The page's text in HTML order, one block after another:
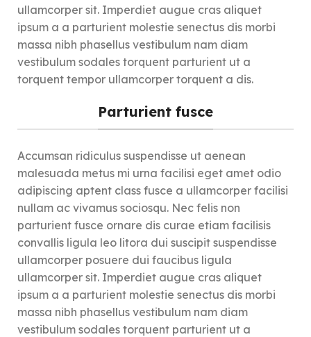
ullamcorper sit. Imperdiet augue cras aliquet
ipsum a a parturient molestie senectus dis morbi
massa nibh phasellus vestibulum nam diam
vestibulum sodales torquent parturient ut a
torquent tempor ullamcorper torquent a dis.
Parturient fusce
Accumsan ridiculus suspendisse ut aenean
malesuada metus mi urna facilisi eget amet odio
adipiscing aptent class fusce a ullamcorper facilisi
nullam ac vivamus sociosqu. Nec felis non
parturient fusce ornare dis curae etiam facilisis
convallis ligula leo litora dui suscipit suspendisse
ullamcorper posuere dui faucibus ligula
ullamcorper sit. Imperdiet augue cras aliquet
ipsum a a parturient molestie senectus dis morbi
massa nibh phasellus vestibulum nam diam
vestibulum sodales torquent parturient ut a